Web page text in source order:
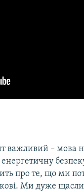
важливий – мова
про те, що ми
Ми дуже